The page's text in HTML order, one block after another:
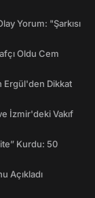
Yorum: "Şarkısı
Oldu Cem
Ergül'den Dikkat
İzmir'deki Vakıf
Kurdu: 50
Açıkladı